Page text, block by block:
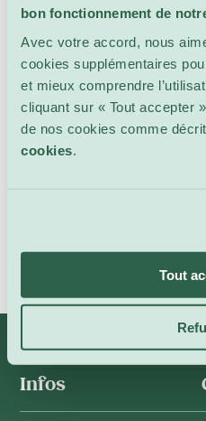
bon fonctionnement de
Avec votre accord, nous
cookies supplémentaires
et mieux comprendre
cliquant sur « Tout accepter
de nos cookies comme
cookies
Tout
Rien de prévu
Veuillez ajuster votre
Infos